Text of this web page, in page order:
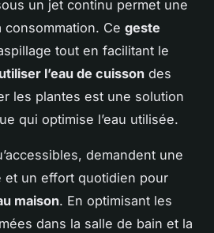
un jet continu permet une
Ce geste
tout en facilitant le
l’eau de cuisson des
les plantes est une solution
qui optimise l’eau utilisée.
demandent une
et un effort quotidien pour
maison. En optimisant les
dans la salle de bain et la